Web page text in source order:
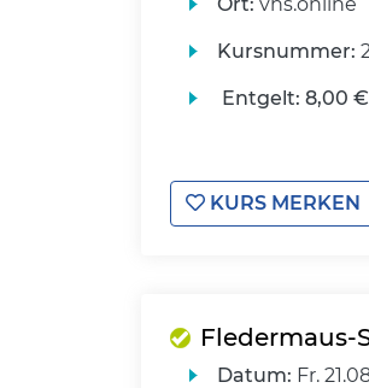
Kursnummer:
Entgelt: 8,00
KURS MERKEN
Fledermaus-
Datum: Fr.